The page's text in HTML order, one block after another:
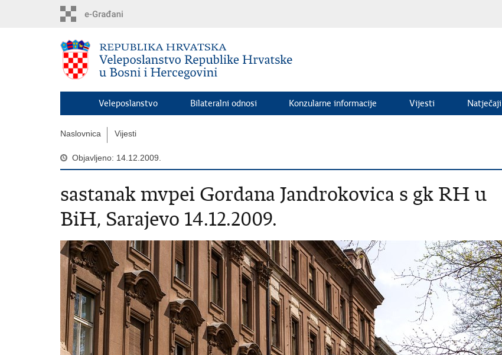
Veleposlanstvo Bilateralni odnosi Konzularne informacije Vijesti Natječaji
Naslovnica Vijesti
Objavljeno: 14.12.2009.
sastanak mvpei Gordana Jandrokovica s gk RH u
BiH, Sarajevo 14.12.2009.